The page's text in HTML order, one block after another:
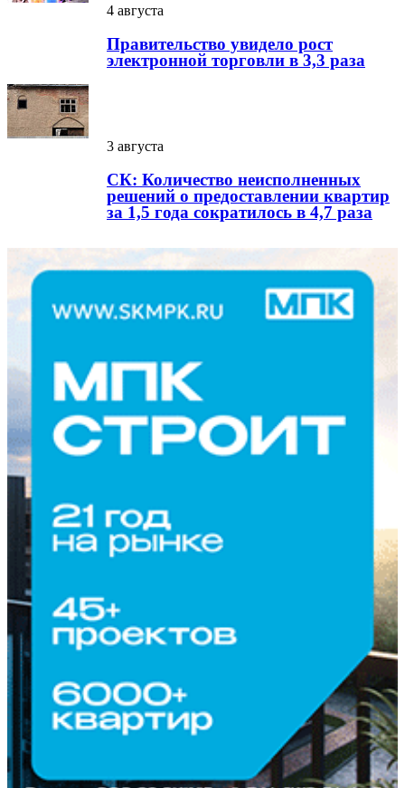
4 августа
Правительство увидело рост
электронной торговли в 3,3 раза
3 августа
СК: Количество неисполненных
решений о предоставлении квартир
за 1,5 года сократилось в 4,7 раза